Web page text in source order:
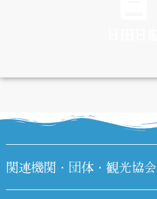
関連機関・団体・観光協会